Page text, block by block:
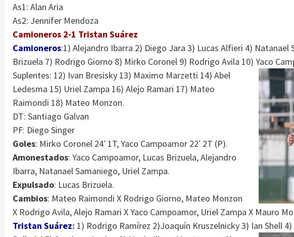
As1: Alan Aria
As2: Jennifer Mendoza
Camioneros 2-1 Tristan Suárez
Camioneros:1) Alejandro Ibarra 2) Diego Jara 3) Lucas Alfieri 4) Natanael
Brizuela 7) Rodrigo Giorno 8) Mirko Coronel 9) Rodrigo Avila 10) Yaco
Suplentes: 12) Ivan Bresisky 13) Maximo Marzetti 14) Abel
Ledesma 15) Uriel Zampa 16) Alejo Ramari 17) Mateo
Raimondi 18) Mateo Monzon.
DT: Santiago Galvan
PF: Diego Singer
Goles: Mirko Coronel 24′ 1T, Yaco Campoamor 22′ 2T (P).
Amonestados: Yaco Campoamor, Lucas Brizuela, Alejandro
Ibarra, Natanael Samaniego, Uriel Zampa.
Expulsado: Lucas Brizuela.
Cambios: Mateo Raimondi X Rodrigo Giorno, Mateo Monzon
X Rodrigo Avila, Alejo Ramari X Yaco Campoamor, Uriel Zampa X Mauro
Tristan Suárez: 1) Rodrigo Ramírez 2)Joaquín Kruszelnicky 3) Ian Shell